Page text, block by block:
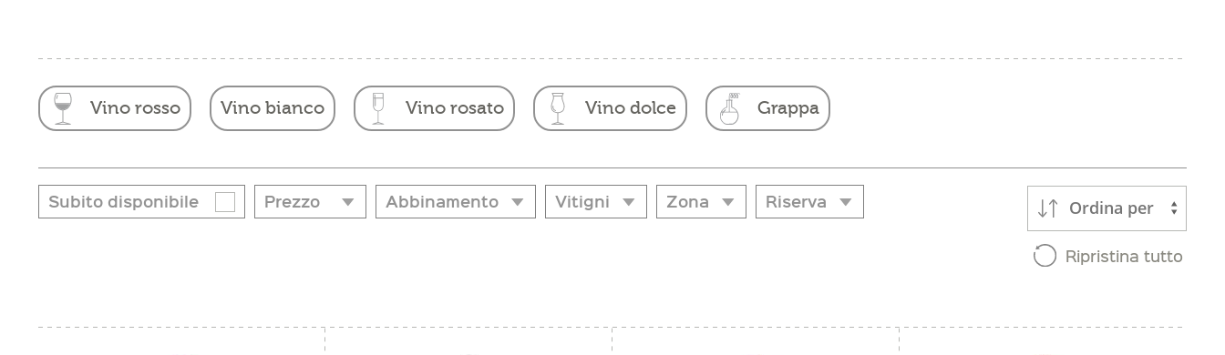
Grappa
Vino rosso Vino bianco Vino rosato Vino dolce
Ordina per
Subito disponibile Prezzo Zona
Bassa Atesina
Abbinamento
arrosto
Vitigni
Cabernet Sauvignon
Riserva
Ripristina tutto